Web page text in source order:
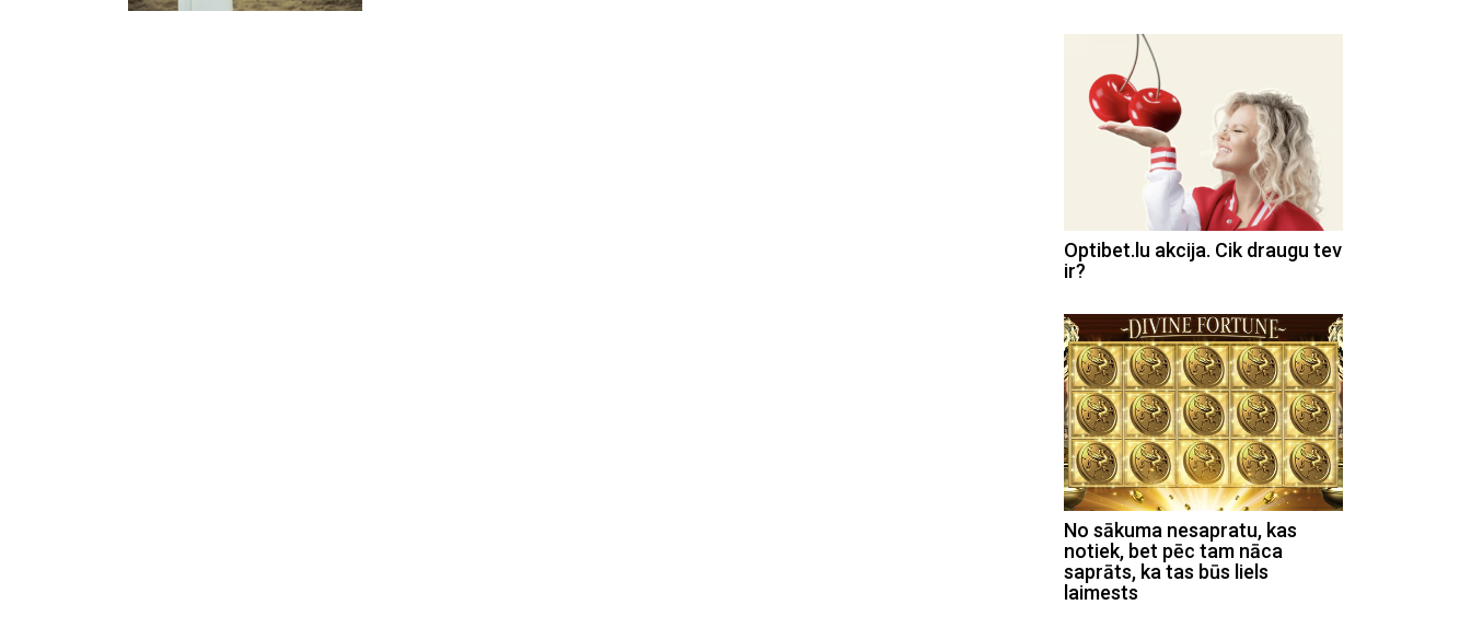
Optibet.lu akcija. Cik draugu tev
ir?
No sākuma nesapratu, kas
notiek, bet pēc tam nāca
saprāts, ka tas būs liels
laimests